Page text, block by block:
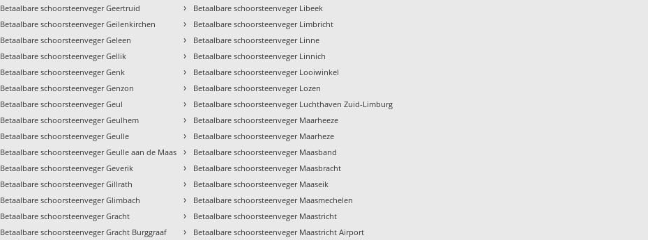
Betaalbare schoorsteenveger Geertruid
Betaalbare schoorsteenveger Geilenkirchen
Betaalbare schoorsteenveger Geleen
Betaalbare schoorsteenveger Gellik
Betaalbare schoorsteenveger Genk
Betaalbare schoorsteenveger Genzon
Betaalbare schoorsteenveger Geul
Betaalbare schoorsteenveger Geulhem
Betaalbare schoorsteenveger Geulle
Betaalbare schoorsteenveger Geulle aan de Maas
Betaalbare schoorsteenveger Geverik
Betaalbare schoorsteenveger Gillrath
Betaalbare schoorsteenveger Glimbach
Betaalbare schoorsteenveger Gracht
Betaalbare schoorsteenveger Gracht Burggraaf
› Betaalbare schoorsteenveger Libeek
› Betaalbare schoorsteenveger Limbricht
› Betaalbare schoorsteenveger Linne
› Betaalbare schoorsteenveger Linnich
› Betaalbare schoorsteenveger Looiwinkel
› Betaalbare schoorsteenveger Lozen
› Betaalbare schoorsteenveger Luchthaven Zuid-Limburg
› Betaalbare schoorsteenveger Maarheeze
› Betaalbare schoorsteenveger Maarheze
› Betaalbare schoorsteenveger Maasband
› Betaalbare schoorsteenveger Maasbracht
› Betaalbare schoorsteenveger Maaseik
› Betaalbare schoorsteenveger Maasmechelen
› Betaalbare schoorsteenveger Maastricht
› Betaalbare schoorsteenveger Maastricht Airport